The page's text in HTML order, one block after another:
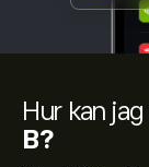
Hur kan jag
B?